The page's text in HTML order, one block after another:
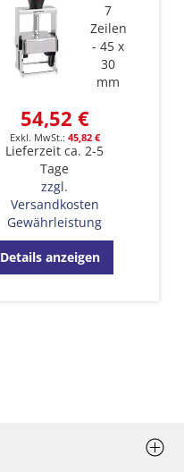
7
Zeilen
45 x
30
mm
54,52 €
45,82 €
Lieferzeit ca. 2-5
Tage
zzgl.
Versandkosten
Gewährleistung
Details anzeigen